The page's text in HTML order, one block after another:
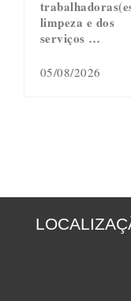
limpeza e dos
serviços …
05/08/2026